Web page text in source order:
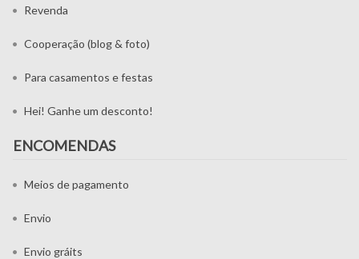
Revenda
Cooperação (blog & foto)
Para casamentos e festas
Hei! Ganhe um desconto!
ENCOMENDAS
Meios de pagamento
Envio
Envio gráits